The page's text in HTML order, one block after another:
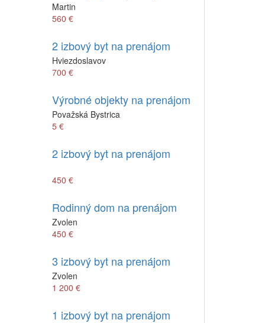
Martin
560 €
2 izbový byt na prenájom
Hviezdoslavov
700 €
Výrobné objekty na prenájom
Považská Bystrica
5 €
2 izbový byt na prenájom
450 €
Rodinný dom na prenájom
Zvolen
450 €
3 izbový byt na prenájom
Zvolen
1 200 €
1 izbový byt na prenájom